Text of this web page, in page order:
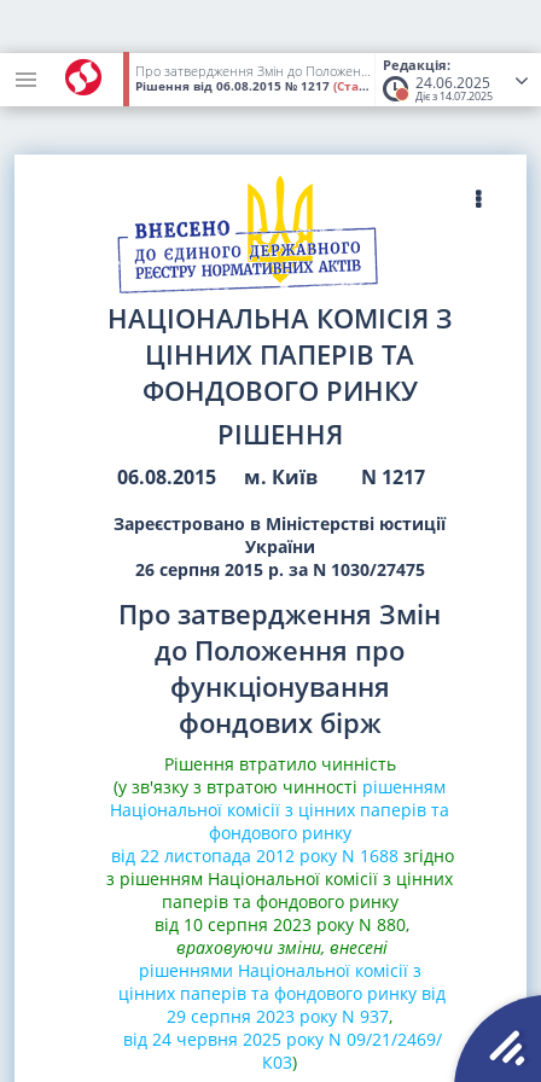
Редакція:
24.06.2025
Діє з 14.07.2025
Про затвердження Змін до Положення про функціонування фондових бірж
Рішення від 06.08.2015 № 1217 (Статус: Втратив чинність)
НАЦІОНАЛЬНА КОМІСІЯ З
ЦІННИХ ПАПЕРІВ ТА
ФОНДОВОГО РИНКУ
РІШЕННЯ
06.08.2015 м. Київ N 1217
Зареєстровано в Міністерстві юстиції
України
26 серпня 2015 р. за N 1030/27475
Про затвердження Змін
до Положення про
функціонування
фондових бірж
Рішення втратило чинність
(у зв'язку з втратою чинності рішенням
Національної комісії з цінних паперів та
фондового ринку
від 22 листопада 2012 року N 1688 згідно
з рішенням Національної комісії з цінних
паперів та фондового ринку
від 10 серпня 2023 року N 880,
враховуючи зміни, внесені
рішеннями Національної комісії з
цінних паперів та фондового ринку від
29 серпня 2023 року N 937,
від 24 червня 2025 року N 09/21/2469/
К03)